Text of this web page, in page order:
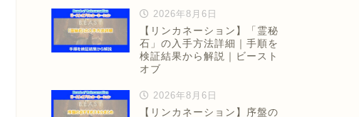
2026年8月6日
【リンカネーション】「霊秘
石」の入手方法詳細｜手順を
検証結果から解説｜ビースト
オブ
2026年8月6日
【リンカネーション】序盤の